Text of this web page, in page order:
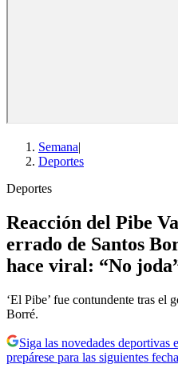
Semana|
Deportes
Deportes
Reacción del Pibe
errado de Santos
hace viral: “No
‘El Pibe’ fue contundente tras el
Borré.
Siga las novedades deportivas
prepárese para las siguientes